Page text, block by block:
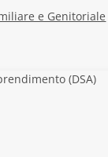
e Genitoriale